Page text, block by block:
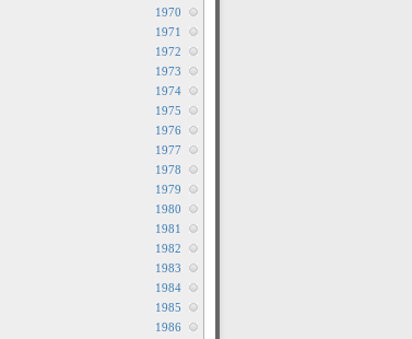
1970
1971
1972
1973
1974
1975
1976
1977
1978
1979
1980
1981
1982
1983
1984
1985
1986